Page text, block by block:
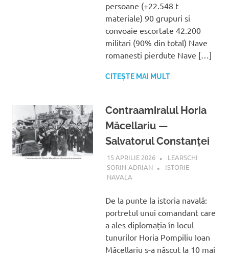
persoane (+22.548 t
materiale) 90 grupuri si
convoaie escortate 42.200
militari (90% din total) Nave
romanesti pierdute Nave […]
CITEȘTE MAI MULT
Contraamiralul Horia
Măcellariu —
Salvatorul Constanței
15 APRILIE 2026
LEARSCHI
SORIN-ADRIAN
ISTORIE
NAVALA
De la punte la istoria navală:
portretul unui comandant care
a ales diplomația în locul
tunurilor Horia Pompiliu Ioan
Măcellariu s-a născut la 10 mai